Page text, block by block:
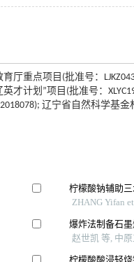
厅重点项目(批准号：
才计划”项目(批准号：
辽宁省自然科学基